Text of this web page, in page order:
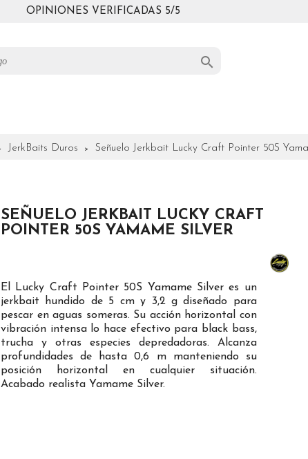
OPINIONES VERIFICADAS 5/5

JerkBaits Duros Señuelo Jerkbait Lucky Craft Pointer 50S
SEÑUELO JERKBAIT LUCKY CRAFT
POINTER 50S YAMAME SILVER
El Lucky Craft Pointer 50S Yamame Silver es un
jerkbait hundido de 5 cm y 3,2 g diseñado para
pescar en aguas someras. Su acción horizontal con
vibración intensa lo hace efectivo para black bass,
trucha y otras especies depredadoras. Alcanza
profundidades de hasta 0,6 m manteniendo su
posición horizontal en cualquier situación.
Acabado realista Yamame Silver.